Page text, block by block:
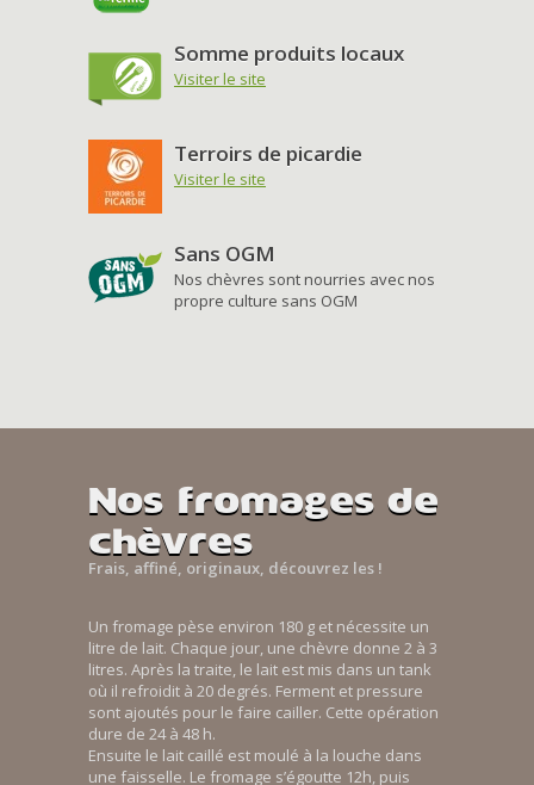
Somme produits locaux
Visiter le site
Terroirs de picardie
Visiter le site
Sans OGM
Nos chèvres sont nourries avec nos
propre culture sans OGM
Nos fromages de
chèvres
Frais, affiné, originaux, découvrez les !
Un fromage pèse environ 180 g et nécessite un
litre de lait. Chaque jour, une chèvre donne 2 à 3
litres. Après la traite, le lait est mis dans un tank
où il refroidit à 20 degrés. Ferment et pressure
sont ajoutés pour le faire cailler. Cette opération
dure de 24 à 48 h.
Ensuite le lait caillé est moulé à la louche dans
une faisselle. Le fromage s’égoutte 12h, puis